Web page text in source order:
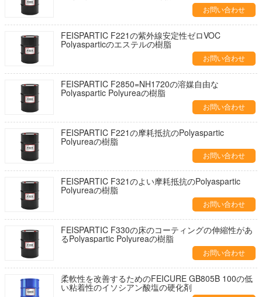
お問い合わせ
FEISPARTIC F221の紫外線安定性ゼロVOC
Polyasparticのエステルの樹脂
お問い合わせ
FEISPARTIC F2850=NH1720の溶媒自由な
Polyaspartic Polyureaの樹脂
お問い合わせ
FEISPARTIC F221の摩耗抵抗のPolyaspartic
Polyureaの樹脂
お問い合わせ
FEISPARTIC F321のよい摩耗抵抗のPolyaspartic
Polyureaの樹脂
お問い合わせ
FEISPARTIC F330の床のコーティングの伸縮性があ
るPolyaspartic Polyureaの樹脂
お問い合わせ
柔軟性を改善するためのFEICURE GB805B 100の低
い粘着性のイソシアン酸塩の硬化剤